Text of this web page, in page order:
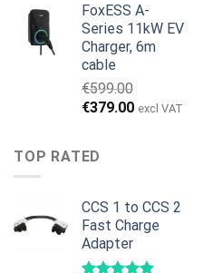
FoxESS A-
Series 11kW EV
Charger, 6m
cable
€599.00
Ursprünglicher
€599.00
€379.00Aktueller
excl VAT
TOP RATED
CCS 1 to CCS 2
Fast Charge
Adapter